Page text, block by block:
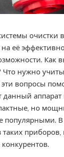
очистки
её
Как
нужно
вопросы
данный аппарат
но
популярными.
приборов,